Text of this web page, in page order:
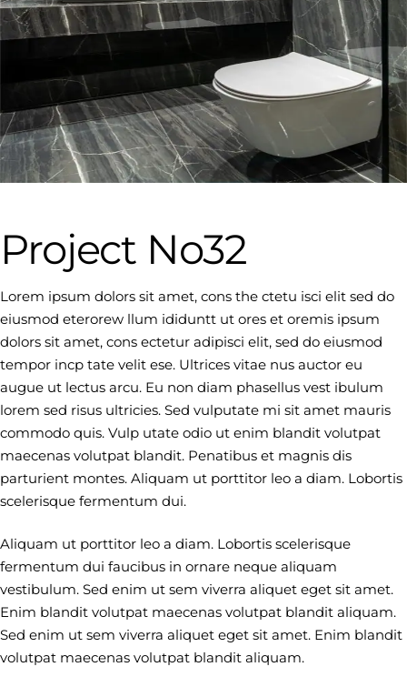
Project No32
Lorem ipsum dolors sit amet, cons the ctetu isci elit sed do
eiusmod eterorew llum ididuntt ut ores et oremis ipsum
dolors sit amet, cons ectetur adipisci elit, sed do eiusmod
tempor incp tate velit ese. Ultrices vitae nus auctor eu
augue ut lectus arcu. Eu non diam phasellus vest ibulum
lorem sed risus ultricies. Sed vulputate mi sit amet mauris
commodo quis. Vulp utate odio ut enim blandit volutpat
maecenas volutpat blandit. Penatibus et magnis dis
parturient montes. Aliquam ut porttitor leo a diam. Lobortis
scelerisque fermentum dui.
Aliquam ut porttitor leo a diam. Lobortis scelerisque
fermentum dui faucibus in ornare neque aliquam
vestibulum. Sed enim ut sem viverra aliquet eget sit amet.
Enim blandit volutpat maecenas volutpat blandit aliquam.
Sed enim ut sem viverra aliquet eget sit amet. Enim blandit
volutpat maecenas volutpat blandit aliquam.